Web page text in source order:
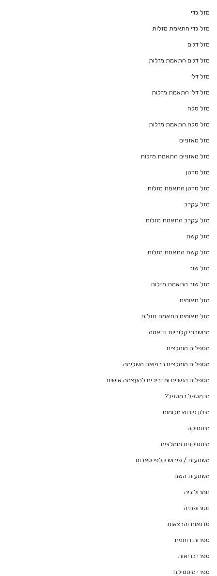
מזל גדי
מזל גדי התאמת מזלות
מזל דגים
מזל דגים התאמת מזלות
מזל דלי
מזל דלי התאמת מזלות
מזל טלה
מזל טלה התאמת מזלות
מזל מאזניים
מזל מאזניים התאמת מזלות
מזל סרטן
מזל סרטן התאמת מזלות
מזל עקרב
מזל עקרב התאמת מזלות
מזל קשת
מזל קשת התאמת מזלות
מזל שור
מזל שור התאמת מזלות
מזל תאומים
מזל תאומים התאמת מזלות
מחשבוני קלוריות ודיאטה
מטפלים מומלצים
מטפלים מומלצים ברפואה משלימה
מטפלים רגשיים ומדריכים להעצמה אישית
מי מטפל במטפל?
מילון פירוש חלומות
מיסטיקה
מיסטיקנים מומלצים
משמעות / פירוש קלפי טארוט
משמעות השם
נומרולוגיה
נטורופתיה
סדנאות והרצאות
ספרות רוחנית
ספרי בריאות
ספרי מיסטיקה